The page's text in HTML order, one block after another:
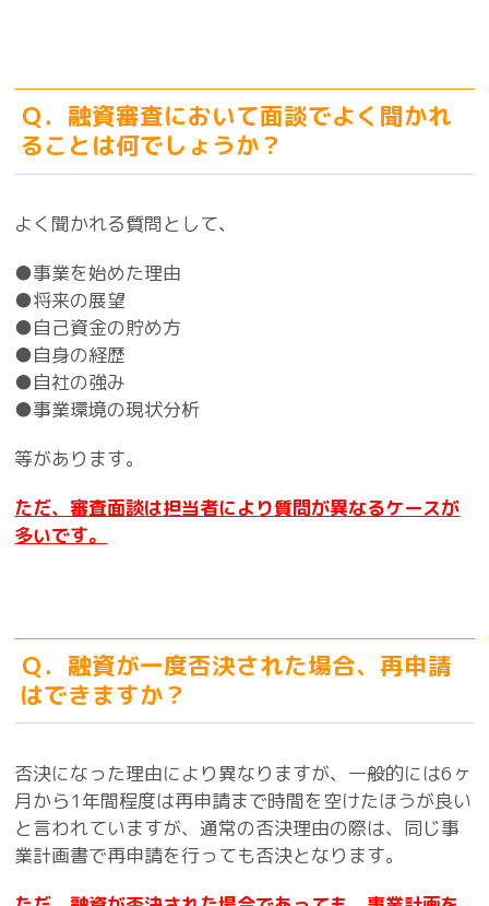
Ｑ．融資審査において面談でよく聞かれ
ることは何でしょうか？
よく聞かれる質問として、
●事業を始めた理由
●将来の展望
●自己資金の貯め方
●自身の経歴
●自社の強み
●事業環境の現状分析
等があります。
ただ、審査面談は担当者により質問が異なるケースが
多いです。
Ｑ．融資が一度否決された場合、再申請
はできますか？
否決になった理由により異なりますが、一般的には6ヶ
月から1年間程度は再申請まで時間を空けたほうが良い
と言われていますが、通常の否決理由の際は、同じ事
業計画書で再申請を行っても否決となります。